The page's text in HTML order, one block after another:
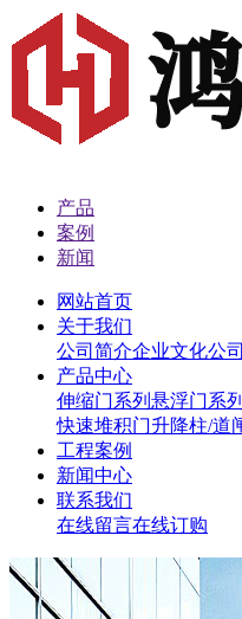
产品
案例
新闻
网站首页
关于我们
公司简介企业文化公
产品中心
伸缩门系列 悬浮门系列
快速堆积门升降柱/道
工程案例
新闻中心
联系我们
在线留言在线订购